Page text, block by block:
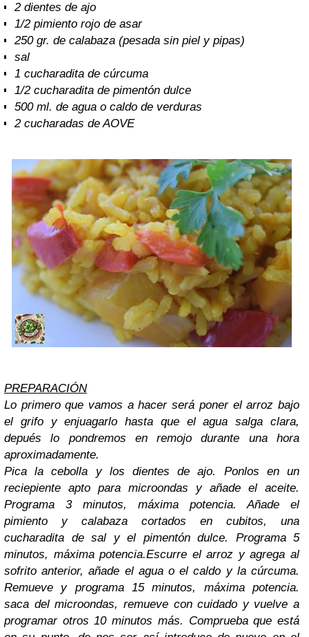
2 dientes de ajo
1/2 pimiento rojo de asar
250 gr. de calabaza (pesada sin piel y pipas)
sal
1 cucharadita de cúrcuma
1/2 cucharadita de pimentón dulce
500 ml. de agua o caldo de verduras
2 cucharadas de AOVE
PREPARACIÓN
Lo primero que vamos a hacer será poner el arroz bajo
el grifo y enjuagarlo hasta que el agua salga clara,
depués lo pondremos en remojo durante una hora
aproximadamente.
Pica la cebolla y los dientes de ajo. Ponlos en un
reciepiente apto para microondas y añade el aceite.
Programa 3 minutos, máxima potencia. Añade el
pimiento y calabaza cortados en cubitos, una
cucharadita de sal y el pimentón dulce. Programa 5
minutos, máxima potencia.Escurre el arroz y agrega al
sofrito anterior, añade el agua o el caldo y la cúrcuma.
Remueve y programa 15 minutos, máxima potencia.
saca del microondas, remueve con cuidado y vuelve a
programar otros 10 minutos más. Comprueba que está